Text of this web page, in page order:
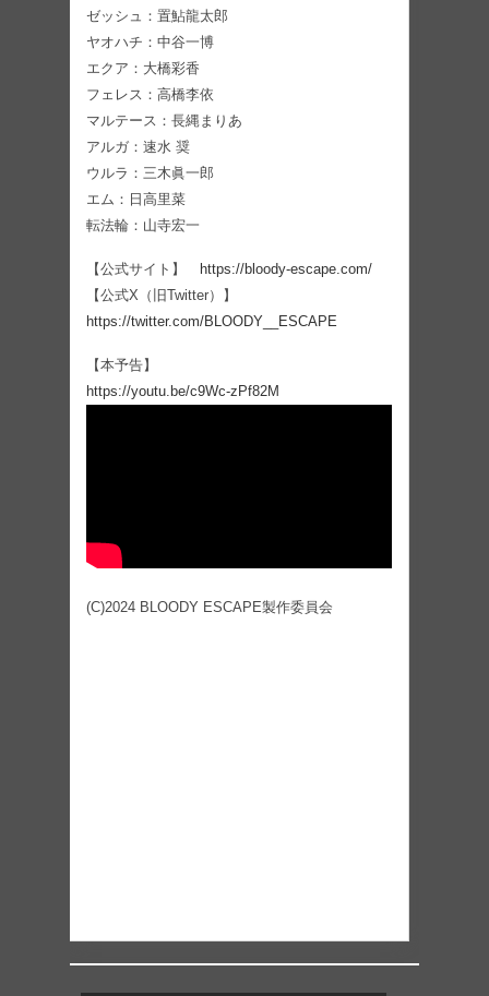
ゼッシュ：置鮎龍太郎
ヤオハチ：中谷一博
エクア：大橋彩香
フェレス：高橋李依
マルテース：長縄まりあ
アルガ：速水 奨
ウルラ：三木眞一郎
エム：日高里菜
転法輪：山寺宏一
【公式サイト】
https://bloody-escape.com/
【公式X（旧Twitter）】
https://twitter.com/BLOODY__ESCAPE
【本予告】
https://youtu.be/c9Wc-zPf82M
(C)2024 BLOODY ESCAPE製作委員会